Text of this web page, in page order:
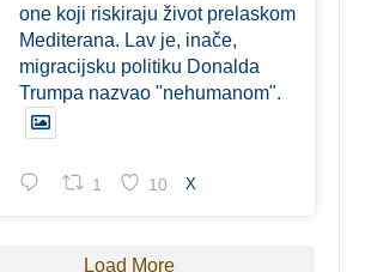
one koji riskiraju život prelaskom
Mediterana. Lav je, inače,
migracijsku politiku Donalda
Trumpa nazvao "nehumanom".
1 10 X
Load More